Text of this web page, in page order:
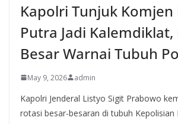
Kapolri Tunjuk Komjen
Putra Jadi
Besar Warnai Tubuh
May 9, 2026 admin
Kapolri Jenderal Listyo Sigit Prabowo
rotasi besar-besaran di tubuh Kepolisian